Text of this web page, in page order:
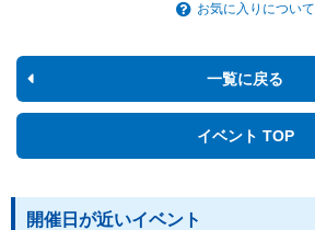
お気に入りについて
一覧に戻る
イベント TOP
開催日が近いイベント